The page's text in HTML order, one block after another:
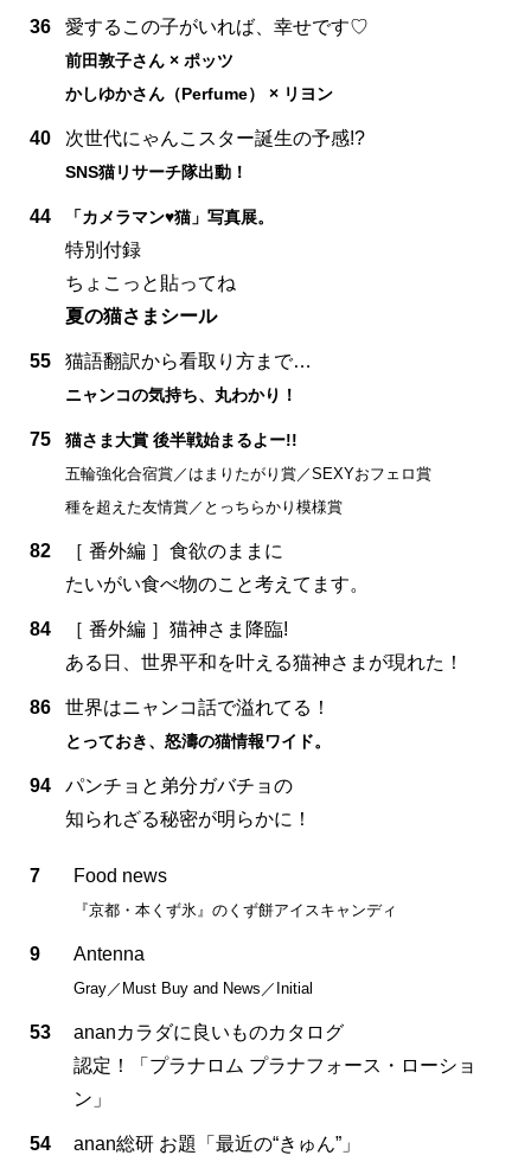
36 愛するこの子がいれば、幸せです♡
前田敦子さん × ポッツ
かしゆかさん（Perfume） × リヨン
40 次世代にゃんこスター誕生の予感!?
SNS猫リサーチ隊出動！
44 「カメラマン♥猫」写真展。
特別付録
ちょこっと貼ってね
夏の猫さまシール
55 猫語翻訳から看取り方まで…
ニャンコの気持ち、丸わかり！
75 猫さま大賞 後半戦始まるよー!!
五輪強化合宿賞／はまりたがり賞／SEXYおフェロ賞
種を超えた友情賞／とっちらかり模様賞
82
［ 番外編 ］食欲のままに
たいがい食べ物のこと考えてます。
84
［ 番外編 ］猫神さま降臨!
ある日、世界平和を叶える猫神さまが現れた！
86 世界はニャンコ話で溢れてる！
とっておき、怒濤の猫情報ワイド。
94
パンチョと弟分ガバチョの
知られざる秘密が明らかに！
7 Food news
『京都・本くず氷』のくず餅アイスキャンディ
9 Antenna
Gray／Must Buy and News／Initial
53
ananカラダに良いものカタログ
認定！「プラナロム プラナフォース・ローショ
ン」
54 anan総研 お題「最近の“きゅん”」